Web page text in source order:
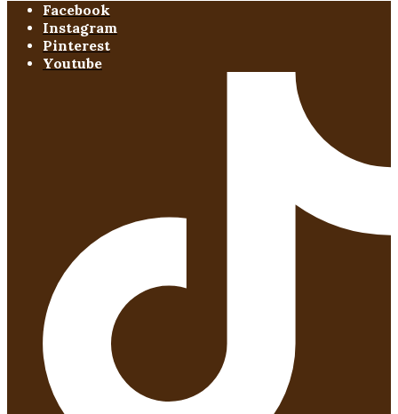
Facebook
Instagram
Pinterest
Youtube